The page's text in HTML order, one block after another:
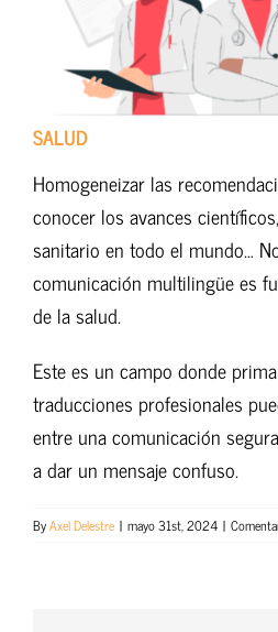
SALUD
Homogeneizar las
conocer los avances
sanitario en todo el mundo…
comunicación multilingüe es
de la salud.
Este es un campo donde
traducciones profesionales
entre una comunicación
a dar un mensaje confuso.
ByAxel Delestre | mayo 31st, 2024 |